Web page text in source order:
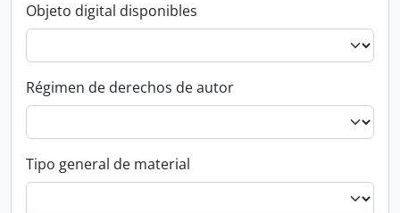
Objeto digital disponibles
Régimen de derechos de autor
Tipo general de material